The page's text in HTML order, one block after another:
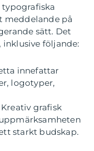
typografiska
meddelande på
sätt. Det
inklusive följande:
innefattar
logotyper,
grafisk
starkt budskap.